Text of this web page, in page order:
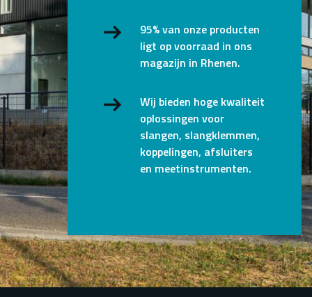
95% van onze producten
ligt op voorraad in ons
magazijn in Rhenen.
Wij bieden hoge kwaliteit
oplossingen voor
slangen, slangklemmen,
koppelingen, afsluiters
en meetinstrumenten.